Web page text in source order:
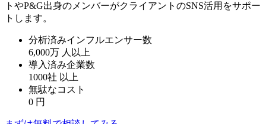
トやP&G出身のメンバーがクライアントのSNS活用をサポー
トします。
分析済みインフルエンサー数
6,000万 人以上
導入済み企業数
1000社 以上
無駄なコスト
0 円